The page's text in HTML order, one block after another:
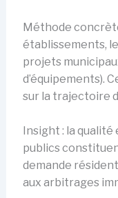
Méthode
établissements,
projets
d’équipements).
sur la trajectoire
Insight : la
publics
demande
aux arbitrages